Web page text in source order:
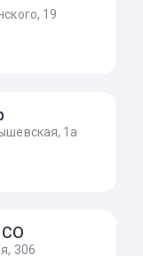
19
1а
СО
306